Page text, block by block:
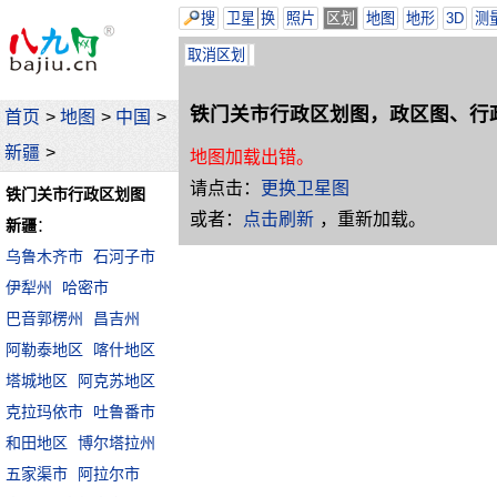
首页 > 地图 > 中国 >
新疆 >
铁门关市行政区划图
新疆：
乌鲁木齐市 石河子市
伊犁州
哈密市
巴音郭楞州
昌吉州
阿勒泰地区
喀什地区
塔城地区
阿克苏地区
克拉玛依市
吐鲁番市
和田地区
博尔塔拉州
五家渠市
阿拉尔市
搜 卫星 换 照片 区划 地图 地形 3D 测
取消区划
铁门关市行政区划图，政区图、行
地图加载出错。
请点击：
更换卫星图
或者：
点击刷新 ，重新加载。